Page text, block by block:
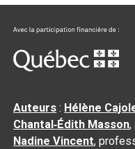
Auteurs : Hélène
Chantal‑Édith Masson,
Nadine Vincent,